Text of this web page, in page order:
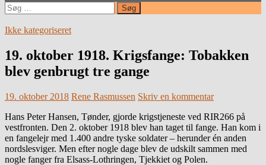
Søg
efter:
Ikke kategoriseret
19. oktober 1918. Krigsfange: Tobakken
blev genbrugt tre gange
19. oktober 2018 Rene Rasmussen Skriv en kommentar
Hans Peter Hansen, Tønder, gjorde krigstjeneste ved RIR266 på
vestfronten. Den 2. oktober 1918 blev han taget til fange. Han kom i
en fangelejr med 1.400 andre tyske soldater – herunder én anden
nordslesviger. Men efter nogle dage blev de udskilt sammen med
nogle fanger fra Elsass-Lothringen, Tjekkiet og Polen.